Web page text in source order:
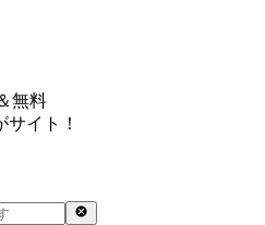
無料
サイト！